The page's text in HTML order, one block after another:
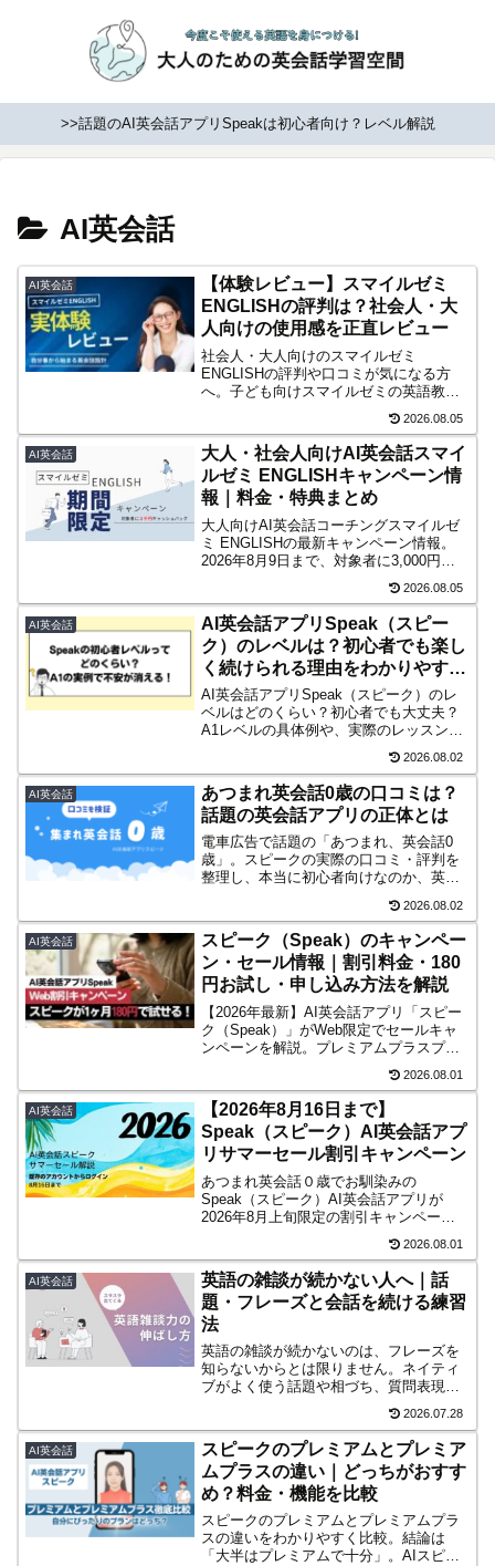
>>話題のAI英会話アプリSpeakは初心者向け？レベル解説
AI英会話
AI英会話
【体験レビュー】スマイルゼミ
ENGLISHの評判は？社会人・大
人向けの使用感を正直レビュー
社会人・大人向けのスマイルゼミ
ENGLISHの評判や口コミが気になる方
へ。子ども向けスマイルゼミの英語教材
して感じた使用感を正直にレビューしま
す。向いている人や注意点もあわせて解
説。
2026.08.05
AI英会話
大人・社会人向けAI英会話スマイ
ルゼミ ENGLISHキャンペーン情
報｜料金・特典まとめ
大人向けAI英会話コーチングスマイルゼ
ミ ENGLISHの最新キャンペーン情報。
2026年8月9日まで、対象者に3,000円分
金・マイル交換可）。申込み前に確認し
ておきたいポイントも整理しています。
2026.08.05
AI英会話
AI英会話アプリSpeak（スピー
ク）のレベルは？初心者でも楽し
く続けられる理由をわかりやすく
解説
AI英会話アプリSpeak（スピーク）のレ
ベルはどのくらい？初心者でも大丈夫？
A1レベルの具体例や、実際のレッスンの
流れをやさしく解説。短文だけで始めら
れる「最もやさしい難易度」を紹介し、
初めてでも安心してAI英会話を楽しめる
ポイントをまとめました。
2026.08.02
AI英会話
あつまれ英会話0歳の口コミは？
話題の英会話アプリの正体とは
電車広告で話題の「あつまれ、英会話0
歳」。スピークの実際の口コミ・評判を
整理し、本当に初心者向けなのか、英語
いるのかを冷静に検証します。 2026.08.02
AI英会話
スピーク（Speak）のキャンペー
ン・セール情報｜割引料金・180
円お試し・申し込み方法を解説
【2026年最新】AI英会話アプリ「スピー
ク（Speak）」がWeb限定でセールキャ
ンペーンを解説。プレミアムプラスプラ
は割引が表示されないため、購入はWeb
からとなります。
2026.08.01
AI英会話
【2026年8月16日まで】
Speak（スピーク）AI英会話アプ
リサマーセール割引キャンペーン
あつまれ英会話０歳でお馴染みの
Speak（スピーク）AI英会話アプリが
2026年8月上旬限定の割引キャンペーン
日間無料体験（対象者限定）や最大6,000
円オフの特典内容をシンプルにまとめま
した。
2026.08.01
AI英会話
英語の雑談が続かない人へ｜話
題・フレーズと会話を続ける練習
法
英語の雑談が続かないのは、フレーズを
知らないからとは限りません。ネイティ
ブがよく使う話題や相づち、質問表現を
会話例つきで紹介。知っている英語をス
キットやパターンプラクティスで使える
ようにする練習法も解説します。
2026.07.28
AI英会話
スピークのプレミアムとプレミア
ムプラスの違い｜どっちがおすす
め？料金・機能を比較
スピークのプレミアムとプレミアムプラ
スの違いをわかりやすく比較。結論は
「大半はプレミアムで十分」。AIスピー